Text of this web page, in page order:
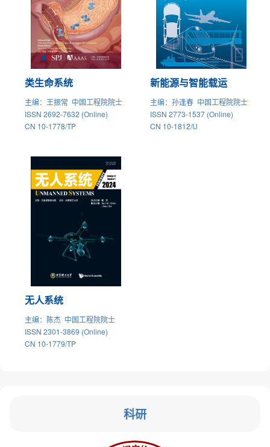
类生命系统
主编：王振常 中国工程院院士
ISSN 2692-7632 (Online)
CN 10-1778/TP
新能源与智能载运
主编：孙逢春 中国工程院院士
ISSN 2773-1537 (Online)
CN 10-1812/U
无人系统
主编：陈杰 中国工程院院士
ISSN 2301-3869 (Online)
CN 10-1779/TP
科研